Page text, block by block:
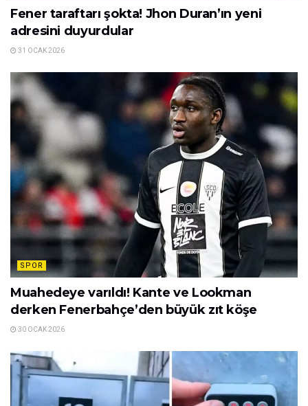
Fener taraftarı şokta! Jhon Duran’ın yeni
adresini duyurdular
31 OCAK 2026
SPOR
Muahedeye varıldı! Kante ve Lookman
derken Fenerbahçe’den büyük zıt köşe
30 OCAK 2026